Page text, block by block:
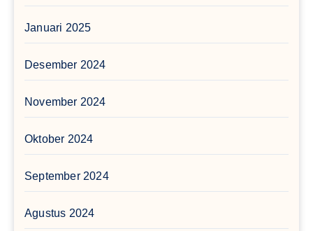
Januari 2025
Desember 2024
November 2024
Oktober 2024
September 2024
Agustus 2024